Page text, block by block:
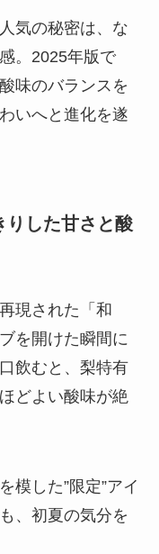
気の秘密は、な
。2025年版で
味のバランスを
いへと進化を遂
りした甘さと酸
現された「和
を開けた瞬間に
飲むと、梨特有
どよい酸味が絶
模した”限定”アイ
、初夏の気分を